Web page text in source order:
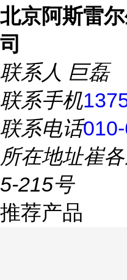
北京阿斯雷
司
联系人 巨磊
联系手机
联系电话
所在地址崔
5-215号
推荐产品